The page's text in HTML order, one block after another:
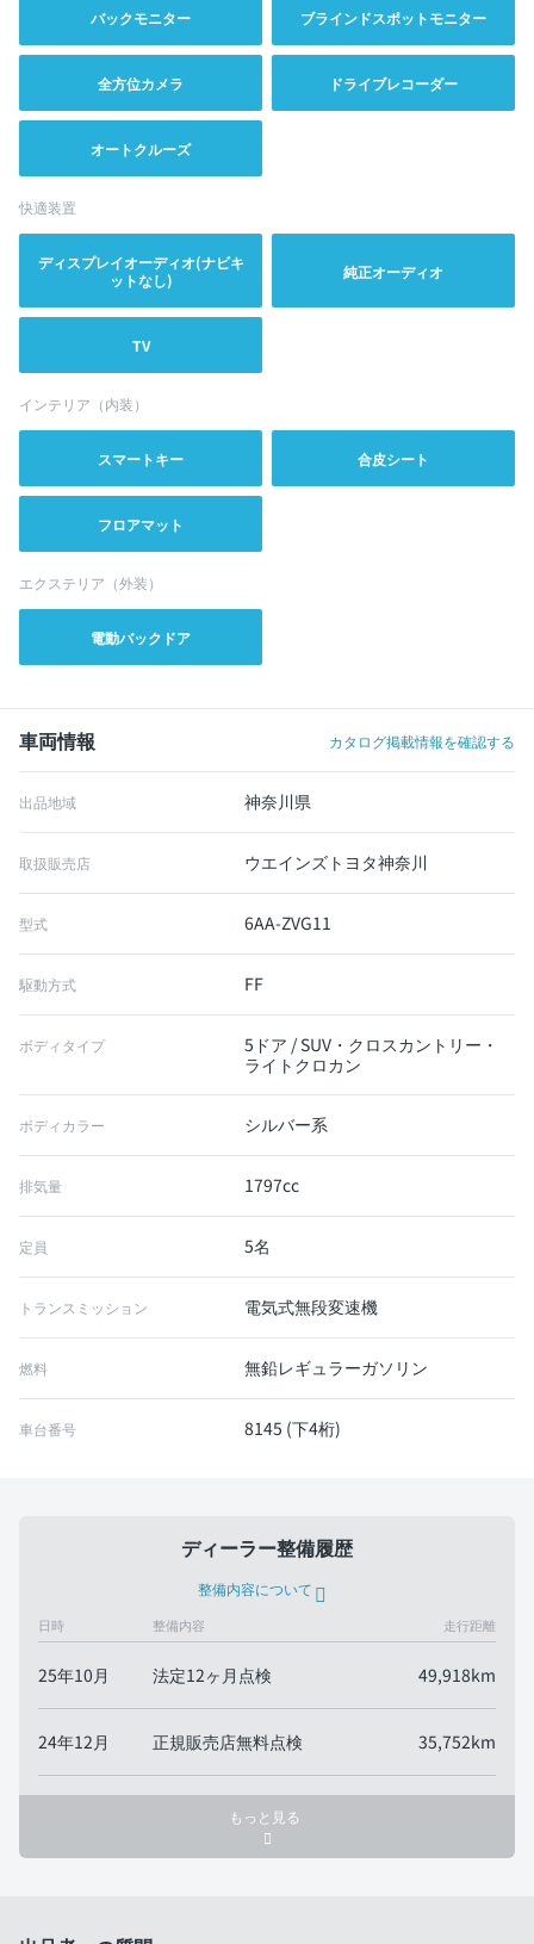
バックモニター ブラインドスポットモニター
全方位カメラ ドライブレコーダー
オートクルーズ
快適装置
ディスプレイオーディオ(ナビキ
ットなし)
純正オーディオ
TV
インテリア（内装）
スマートキー 合皮シート
フロアマット
エクステリア（外装）
電動バックドア
車両情報 カタログ掲載情報を確認する
出品地域 神奈川県
取扱販売店 ウエインズトヨタ神奈川
型式 6AA-ZVG11
駆動方式 FF
ボディタイプ
5ドア / SUV・クロスカントリー・
ライトクロカン
ボディカラー シルバー系
排気量 1797cc
定員 5名
トランスミッション 電気式無段変速機
燃料 無鉛レギュラーガソリン
車台番号 8145 (下4桁)
ディーラー整備履歴
整備内容について
日時 整備内容 走行距離
25年10月 法定12ヶ月点検 49,918km
24年12月 正規販売店無料点検 35,752km
もっと見る